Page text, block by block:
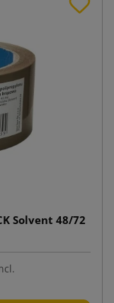
Solvent 48/72